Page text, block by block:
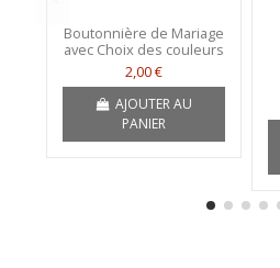
Boutonnière de Mariage
avec Choix des couleurs
2,00 €
AJOUTER AU
PANIER